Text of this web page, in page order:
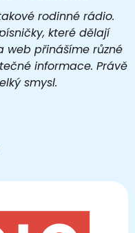
rodinné rádio.
které dělají
web přinášíme různé
informace. Právě
smysl.